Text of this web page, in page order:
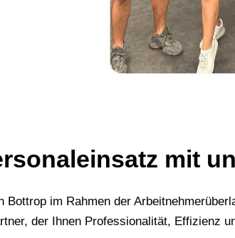
mit
im Rahmen der
der Ihnen Professionalität, Effizienz